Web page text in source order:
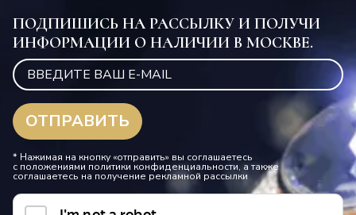
ПОДПИШИСЬ НА РАССЫЛКУ И ПОЛУЧИ
ИНФОРМАЦИИ О НАЛИЧИИ В МОСКВЕ.
* Нажимая на кнопку «отправить» вы соглашаетесь
с положениями политики конфиденциальности, а также
соглашаетесь на получение рекламной рассылки